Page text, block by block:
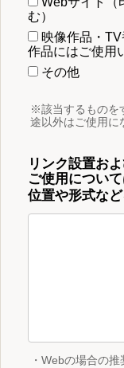
む）
映像作品・
作品にはご使用
その他
※該当するものを
途以外はご使用に
リンク設置お
ご使用につい
位置や形式な
・Webの場合の推